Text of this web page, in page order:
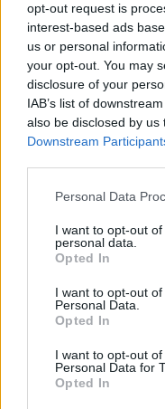
opt-out request is
interest-based ads
us or personal
your opt-out. You may
disclosure of your
IAB’s list of
also be disclosed by
Downstream
Personal Data
I want to opt-out
personal data.
Opted In
I want to opt-out
Personal Data.
Opted In
I want to opt-out
Personal Data for
Opted In